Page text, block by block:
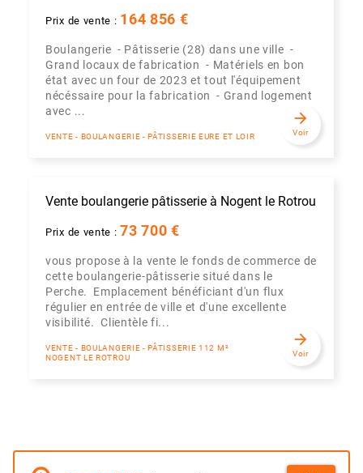
Prix de vente : 164 856 €
Boulangerie - Pâtisserie (28) dans une ville -
Grand locaux de fabrication - Matériels en bon
état avec un four de 2023 et tout l'équipement
nécéssaire pour la fabrication - Grand logement
avec ...
VENTE - BOULANGERIE - PÂTISSERIE EURE ET LOIR
arrow_forward
Voir
Vente boulangerie pâtisserie à Nogent le Rotrou
Prix de vente : 73 700 €
vous propose à la vente le fonds de commerce de
cette boulangerie-pâtisserie situé dans le
Perche. Emplacement bénéficiant d'un flux
régulier en entrée de ville et d'une excellente
visibilité. Clientèle fi...
VENTE - BOULANGERIE - PÂTISSERIE 112 M²
NOGENT LE ROTROU
arrow_forward
Voir